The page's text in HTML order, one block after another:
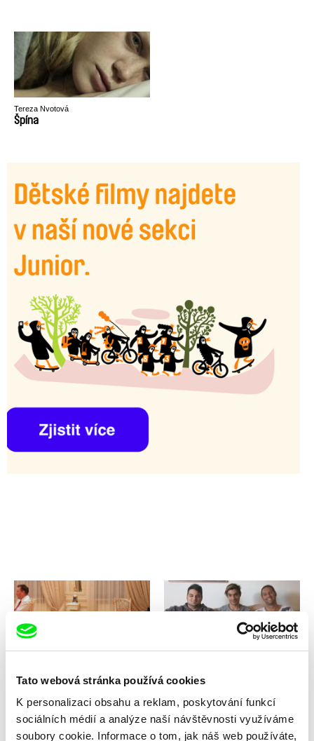
Tato webová stránka používá cookies
K personalizaci obsahu a reklam, poskytování funkcí
sociálních médií a analýze naší návštěvnosti využíváme
soubory cookie. Informace o tom, jak náš web používáte,
Tereza Nvotová
Špína